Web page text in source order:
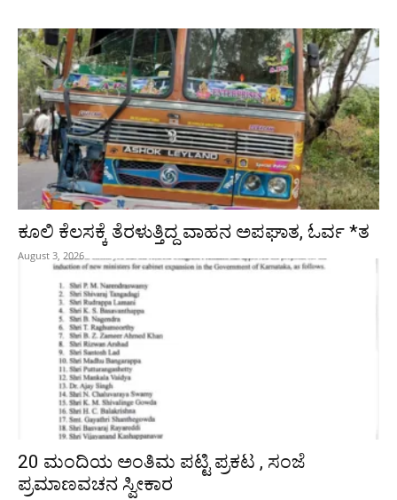
ಕೂಲಿ ಕೆಲಸಕ್ಕೆ ತೆರಳುತ್ತಿದ್ದ ವಾಹನ ಅಪಘಾತ, ಓರ್ವ *ತ
August 3, 2026
20 ಮಂದಿಯ ಅಂತಿಮ ಪಟ್ಟಿ ಪ್ರಕಟ , ಸಂಜೆ
ಪ್ರಮಾಣವಚನ ಸ್ವೀಕಾರ